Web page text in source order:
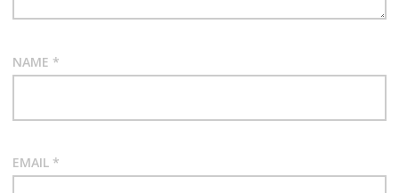
NAME *
EMAIL *